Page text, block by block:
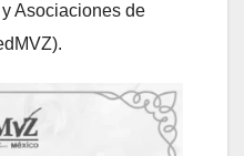
Asociaciones de